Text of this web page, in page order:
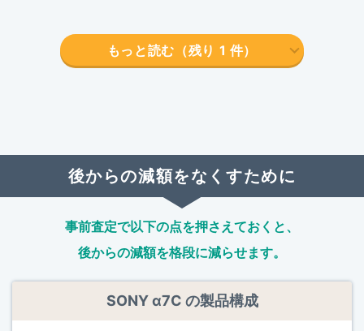
もっと読む（残り 1 件）
後からの減額をなくすために
事前査定で以下の点を押さえておくと、
後からの減額を格段に減らせます。
SONY α7C の製品構成